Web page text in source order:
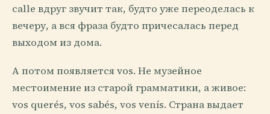
calle вдруг звучит так, будто уже переоделась к
вечеру, а вся фраза будто причесалась перед
выходом из дома.
А потом появляется vos. Не музейное
местоимение из старой грамматики, а живое:
vos querés, vos sabés, vos venís. Страна выдает